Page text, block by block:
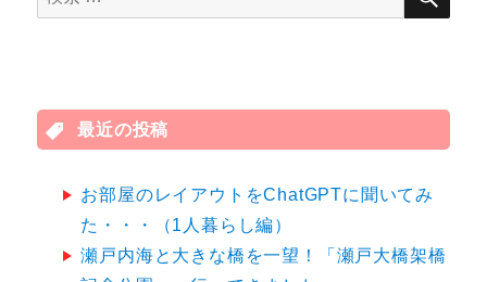
索
最近の投稿
お部屋のレイアウトをChatGPTに聞いてみ
た・・・（1人暮らし編）
瀬戸内海と大きな橋を一望！「瀬戸大橋架橋